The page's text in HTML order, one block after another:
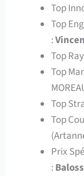
Top
Top
:
Top
Top
Top
Top
Prix
: